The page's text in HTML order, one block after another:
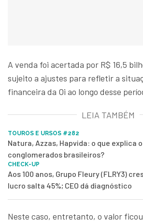
A venda foi acertada por R$ 16,5
sujeito a ajustes para refletir a
financeira da Oi ao longo desse
LEIA TAMBÉM
TOUROS E URSOS #282
Natura, Azzas, Hapvida: o que explica
conglomerados brasileiros?
CHECK-UP
Aos 100 anos, Grupo Fleury (FLRY3)
lucro salta 45%; CEO dá diagnóstico
Neste caso, entretanto, o valor